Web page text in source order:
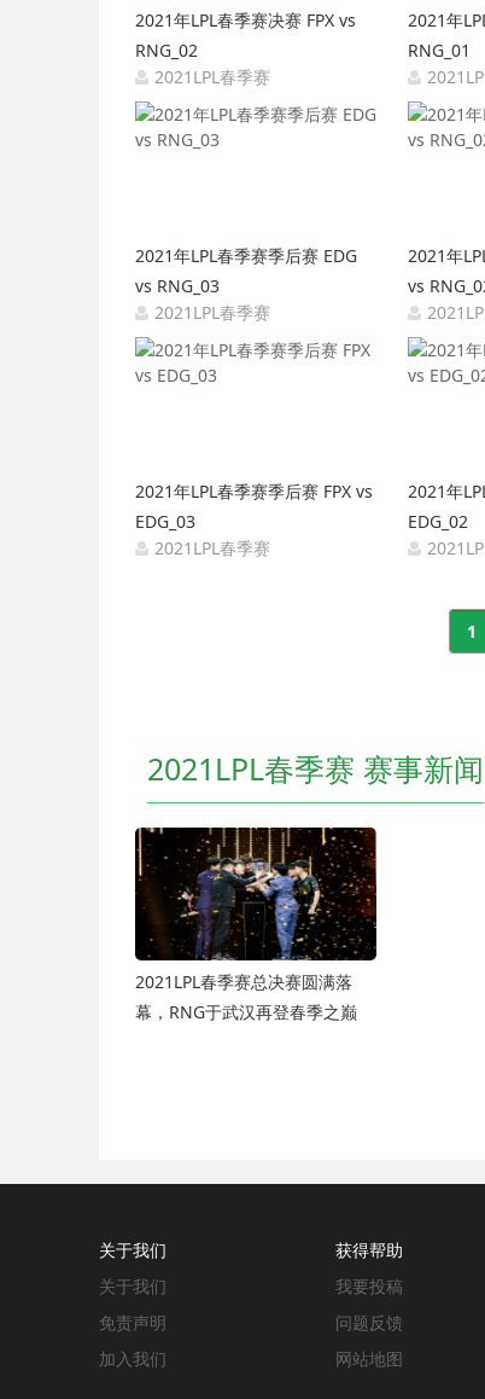
2021年LPL春季赛决赛 FPX vs
RNG_02
2021LPL春季赛
2021-04-18 15:29:39
2021年
RNG_01
2021年LPL春季赛季后赛 EDG
vs RNG_03
2021LPL春季赛
2021-04-13 12:06:26
2021年
vs
2021年LPL春季赛季后赛 FPX vs
EDG_03
2021LPL春季赛
2021年
EDG_02
1
2021LPL春季赛 赛事新闻
2021LPL春季赛总决赛圆满落
幕，RNG于武汉再登春季之巅
关于我们
关于我们
免责声明
加入我们
获得帮助
我要投稿
问题反馈
网站地图